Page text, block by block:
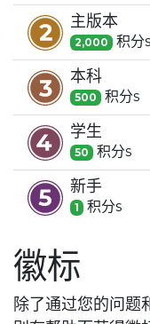
主版本
2,000 积分s
本科
500 积分s
学生
50 积分s
新手
1 积分s
徽标
除了通过您的问题